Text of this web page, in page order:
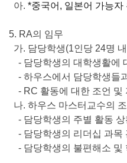
아. *중국어, 일본어 가능자
5. RA의 임무
가. 담당학생(1인당 24명
- 담당학생의 대학생활에
- 하우스에서 담당학생들
- RC 활동에 대한 조언 및
나. 하우스 마스터교수의
- 담당학생의 주별 활동 상
- 담당학생의 리더십 과목
- 담당학생의 불편해소 및